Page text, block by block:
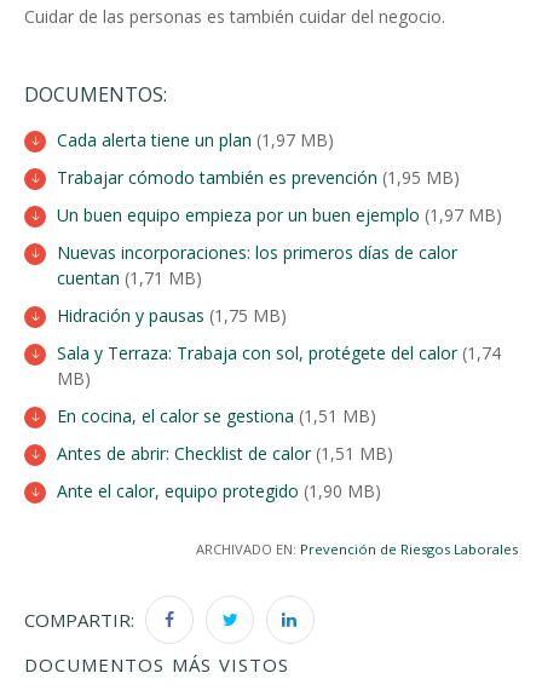
Cuidar de las personas es también cuidar del negocio.
DOCUMENTOS:
Cada alerta tiene un plan (1,97 MB)
Trabajar cómodo también es prevención (1,95 MB)
Un buen equipo empieza por un buen ejemplo (1,97 MB)
Nuevas incorporaciones: los primeros días de calor
cuentan (1,71 MB)
Hidración y pausas (1,75 MB)
Sala y Terraza: Trabaja con sol, protégete del calor(1,74
MB)
En cocina, el calor se gestiona (1,51 MB)
Antes de abrir: Checklist de calor(1,51 MB)
Ante el calor, equipo protegido (1,90 MB)
ARCHIVADO EN: Prevención de Riesgos Laborales
COMPARTIR:
DOCUMENTOS MÁS VISTOS